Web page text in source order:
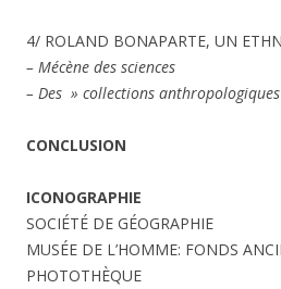
4/ ROLAND BONAPARTE, UN
– Mécène des sciences
– Des » collections
CONCLUSION
ICONOGRAPHIE
SOCIÉTÉ DE GÉOGRAPHIE
MUSÉE DE L’HOMME: FONDS
PHOTOTHÈQUE